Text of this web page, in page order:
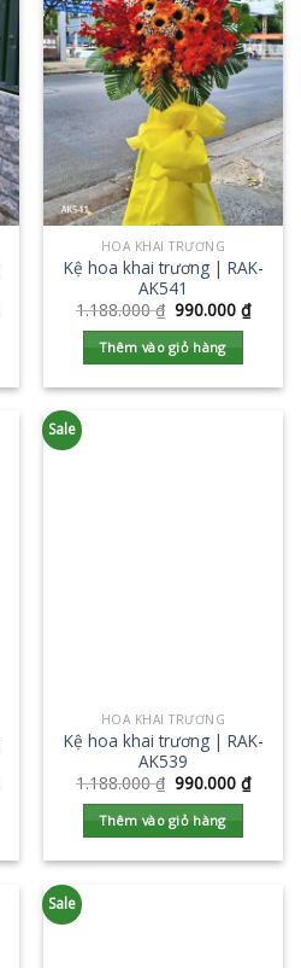
HOA KHAI TRƯƠNG
Kệ hoa khai trương | RAK-
AK541
1.188.000₫ 990.000₫
Thêm vào giỏ hàng
Sale
HOA KHAI TRƯƠNG
Kệ hoa khai trương | RAK-
AK539
1.188.000₫ 990.000₫
Thêm vào giỏ hàng
Sale